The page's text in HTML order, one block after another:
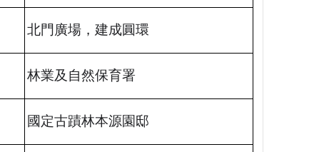
北門廣場，建成圓環
林業及自然保育署
國定古蹟林本源園邸